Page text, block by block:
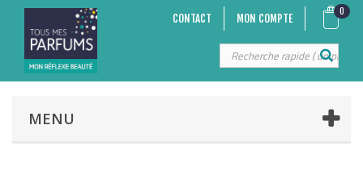
0
CONTACT MON COMPTE
MENU